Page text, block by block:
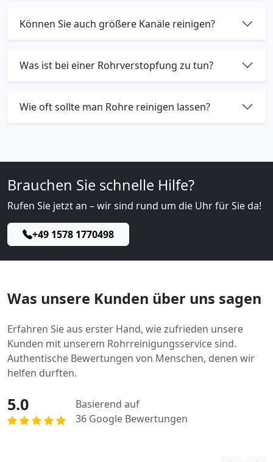
Können Sie auch größere Kanäle reinigen?
Was ist bei einer Rohrverstopfung zu tun?
Wie oft sollte man Rohre reinigen lassen?
Brauchen Sie schnelle Hilfe?
Rufen Sie jetzt an – wir sind rund um die Uhr für Sie da!
+49 1578 1770498
Was unsere Kunden über uns sagen
Erfahren Sie aus erster Hand, wie zufrieden unsere
Kunden mit unserem Rohrreinigungsservice sind.
Authentische Bewertungen von Menschen, denen wir
helfen durften.
5.0
Basierend auf
36 Google Bewertungen